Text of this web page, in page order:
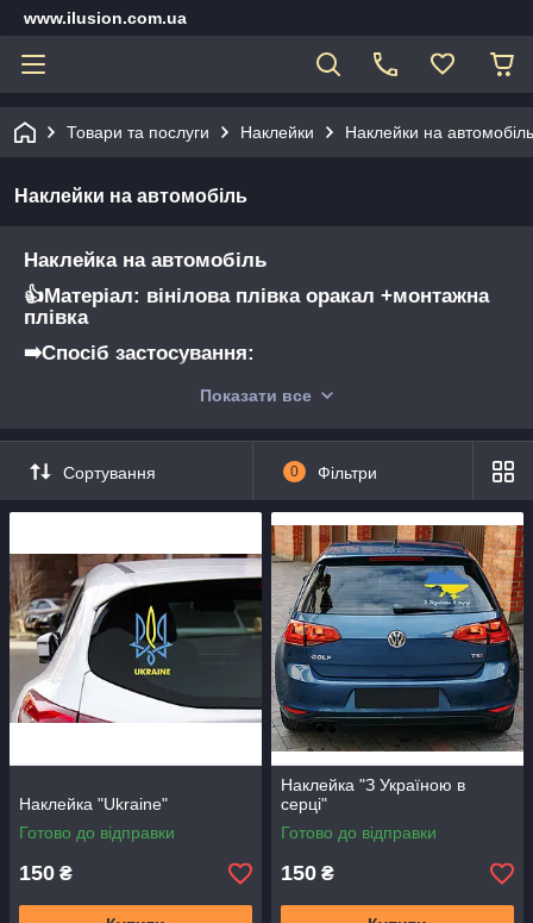
www.ilusion.com.ua
Товари та послуги Наклейки Наклейки на автомобіль
Наклейки на автомобіль
Наклейка на автомобіль
👍Матеріал: вінілова плівка оракал +монтажна
плівка
➡️Спосіб застосування:
приклеюємо наклейку до скла або кузова,
пластиковою карткою. Ніякі спеціальні
інструменти чи навички не потрібні. Все досить
просто. Також не виникне труднощів та
дефектів на склі після демонтажу наклейки
Показати все
Сортування 0 Фільтри
Наклейка "Ukraine"
Готово до відправки
150 ₴
Наклейка "З Україною в
серці"
Готово до відправки
150 ₴